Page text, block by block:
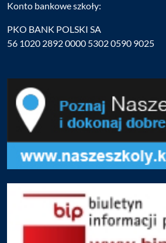
Konto bankowe szkoły:
PKO BANK POLSKI SA
56 1020 2892 0000 5302 0590 9025